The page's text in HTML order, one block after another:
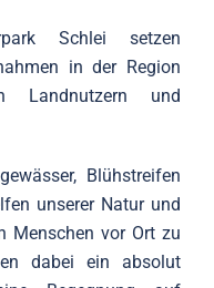
Schlei setzen
in der Region
Landnutzern und
Blühstreifen
unserer Natur und
Menschen vor Ort zu
dabei ein absolut